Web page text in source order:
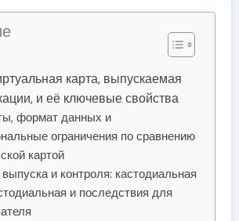
карта, выпускаемая
и её ключевые свойства
формат данных и
ограничения по сравнению
картой
и контроля: кастодиальная
и последствия для